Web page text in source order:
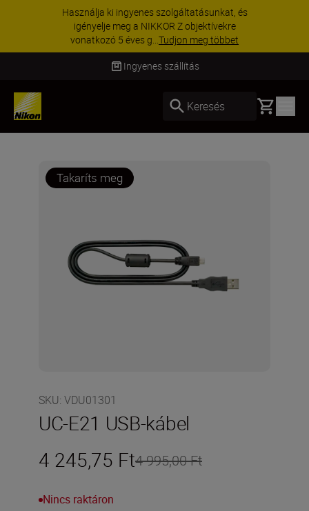
Használja ki ingyenes szolgáltatásunkat, és
igényelje meg a NIKKOR Z objektívekre
vonatkozó 5 éves g...Tudjon meg többet
Ingyenes szállítás
Keresés Basket
Takaríts meg
SKU: VDU01301
UC-E21 USB-kábel
4 245,75 Ft4 995,00 Ft
Nincs raktáron